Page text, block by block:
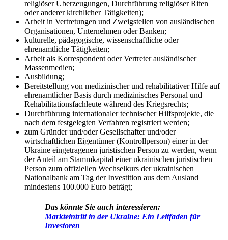
religiöser Überzeugungen, Durchführung religiöser Riten
oder anderer kirchlicher Tätigkeiten);
Arbeit in Vertretungen und Zweigstellen von ausländischen
Organisationen, Unternehmen oder Banken;
kulturelle, pädagogische, wissenschaftliche oder
ehrenamtliche Tätigkeiten;
Arbeit als Korrespondent oder Vertreter ausländischer
Massenmedien;
Ausbildung;
Bereitstellung von medizinischer und rehabilitativer Hilfe auf
ehrenamtlicher Basis durch medizinisches Personal und
Rehabilitationsfachleute während des Kriegsrechts;
Durchführung internationaler technischer Hilfsprojekte, die
nach dem festgelegten Verfahren registriert werden;
zum Gründer und/oder Gesellschafter und/oder
wirtschaftlichen Eigentümer (Kontrollperson) einer in der
Ukraine eingetragenen juristischen Person zu werden, wenn
der Anteil am Stammkapital einer ukrainischen juristischen
Person zum offiziellen Wechselkurs der ukrainischen
Nationalbank am Tag der Investition aus dem Ausland
mindestens 100.000 Euro beträgt;
Das könnte Sie auch interessieren:
Markteintritt in der Ukraine: Ein Leitfaden für
Investoren